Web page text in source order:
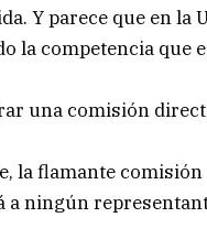
Y parece que en la
la competencia que
una comisión
la flamante comisión
a ningún